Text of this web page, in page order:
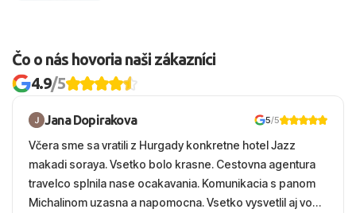
Čo o nás hovoria naši zákazníci
4.9/5
Jana Dopirakova 5/5
Včera sme sa vratili z Hurgady konkretne hotel Jazz
makadi soraya. Vsetko bolo krasne. Cestovna agentura
travelco splnila nase ocakavania. Komunikacia s panom
Michalinom uzasna a napomocna. Vsetko vysvetlil aj vo